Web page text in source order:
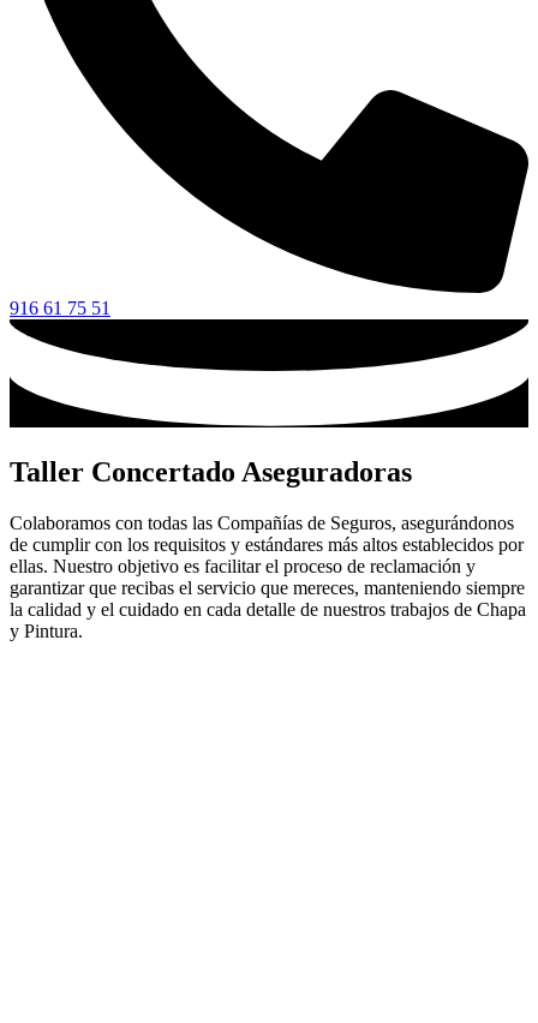
916 61 75 51
Taller Concertado Aseguradoras
Colaboramos con todas las Compañías de Seguros, asegurándonos
de cumplir con los requisitos y estándares más altos establecidos por
ellas. Nuestro objetivo es facilitar el proceso de reclamación y
garantizar que recibas el servicio que mereces, manteniendo siempre
la calidad y el cuidado en cada detalle de nuestros trabajos de Chapa
y Pintura.